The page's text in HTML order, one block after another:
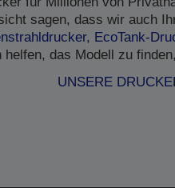
sagen, dass wir auch
, EcoTank-
helfen, das Modell zu
UNSERE